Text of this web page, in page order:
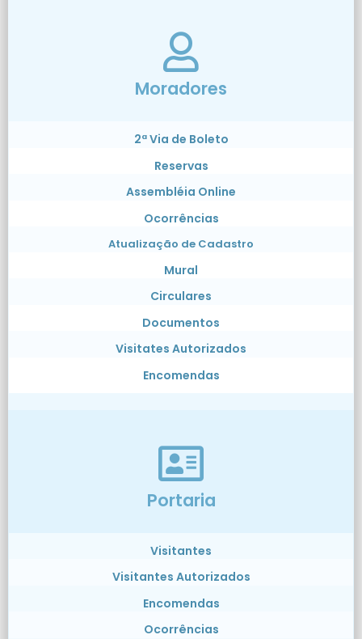
Moradores
2ª Via de Boleto
Reservas
Assembléia Online
Ocorrências
Atualização de Cadastro
Mural
Circulares
Documentos
Visitates Autorizados
Encomendas
Portaria
Visitantes
Visitantes Autorizados
Encomendas
Ocorrências